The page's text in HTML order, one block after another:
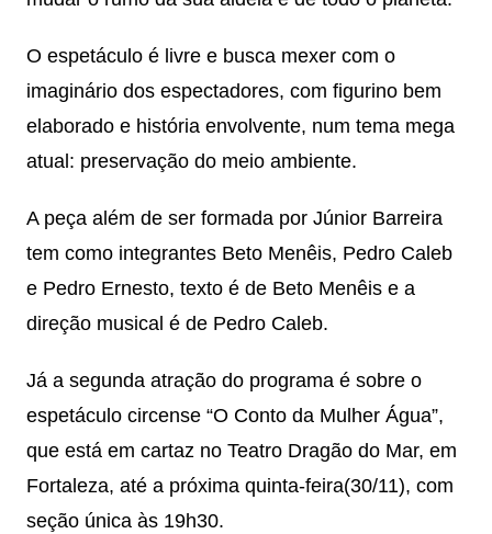
O espetáculo é livre e busca mexer com o
imaginário dos espectadores, com figurino bem
elaborado e história envolvente, num tema mega
atual: preservação do meio ambiente.
A peça além de ser formada por Júnior Barreira
tem como integrantes Beto Menêis, Pedro Caleb
e Pedro Ernesto, texto é de Beto Menêis e a
direção musical é de Pedro Caleb.
Já a segunda atração do programa é sobre o
espetáculo circense “O Conto da Mulher Água”,
que está em cartaz no Teatro Dragão do Mar, em
Fortaleza, até a próxima quinta-feira(30/11), com
seção única às 19h30.